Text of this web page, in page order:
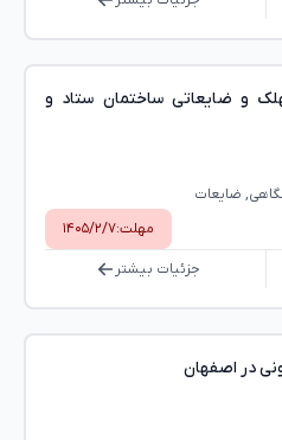
و ضایعاتی ساختمان ستاد و
ضایعات
مهلت:۱۴۰۵/۲/۷
جزئیات بیشتر
در اصفهان